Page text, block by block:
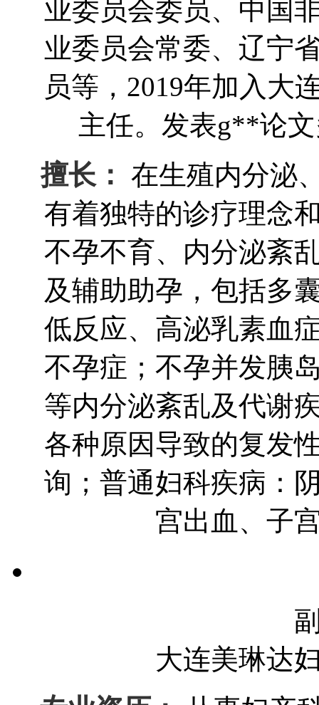
业委员会委员、中国
业委员会常委、辽宁
员等，2019年加入大
主任。发表g**论
擅长： 在生殖内分泌
有着独特的诊疗理念
不孕不育、内分泌紊
及辅助助孕，包括多
低反应、高泌乳素血
不孕症；不孕并发胰
等内分泌紊乱及代谢
各种原因导致的复发
询；普通妇科疾病：
宫出血、子
大连美琳达